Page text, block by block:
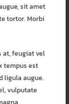
sit amet
tortor. Morbi
at, feugiat vel
tempus est
ligula augue.
vulputate